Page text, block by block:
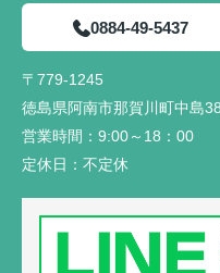
0884-49-5437
〒779-1245
徳島県阿南市那賀川町中島
営業時間： 9:00～18：00
定休日： 不定休